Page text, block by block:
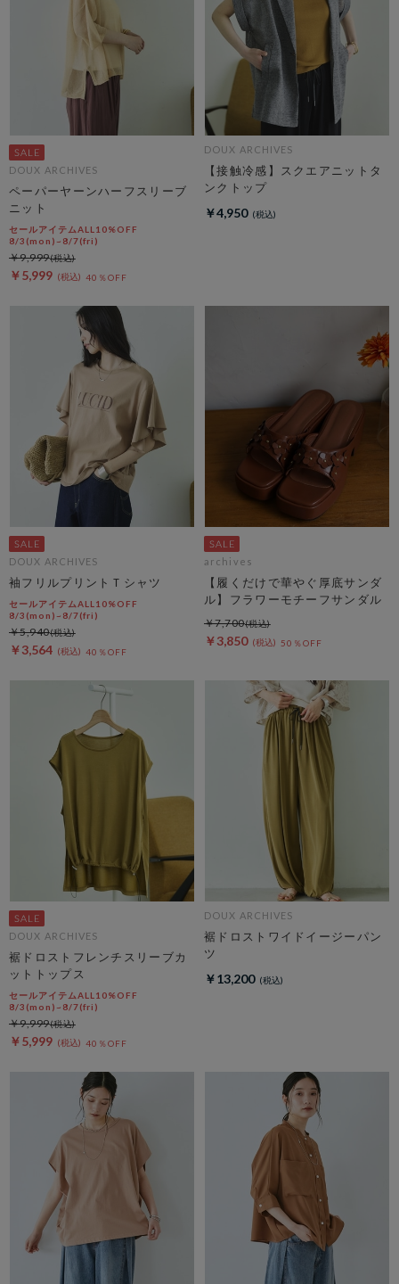
DOUX ARCHIVES
ペーパーヤーンハーフスリーブ
ニット
セールアイテムALL10%OFF
8/3(mon)~8/7(fri)
￥5,999 40％OFF
￥9,999
DOUX ARCHIVES
【接触冷感】スクエアニットタ
ンクトップ
￥4,950
DOUX ARCHIVES
袖フリルプリントＴシャツ
セールアイテムALL10%OFF
8/3(mon)~8/7(fri)
￥3,564 40％OFF
￥5,940
archives
【履くだけで華やぐ厚底サンダ
ル】フラワーモチーフサンダル
￥3,850 50％OFF
￥7,700
DOUX ARCHIVES
裾ドロストフレンチスリーブカ
ットトップス
セールアイテムALL10%OFF
8/3(mon)~8/7(fri)
￥5,999 40％OFF
￥9,999
DOUX ARCHIVES
裾ドロストワイドイージーパン
ツ
￥13,200